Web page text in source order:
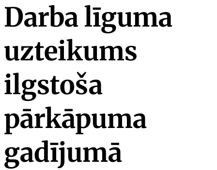
Darba līguma
uzteikums
ilgstoša
pārkāpuma
gadījumā